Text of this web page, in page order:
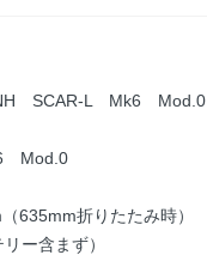
SCAR-L Mk6 Mod.0
Mod.0
635mm折りたたみ時）
ー含まず）